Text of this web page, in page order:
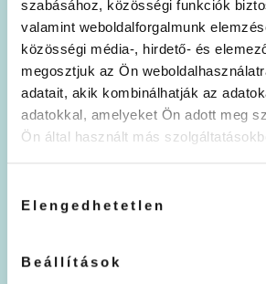
szabásához, közösségi funkciók
valamint weboldalforgalmunk
közösségi média-, hirdető- és
megosztjuk az Ön
adatait, akik kombinálhatják az
adatokkal, amelyeket Ön adott meg
Ön által használt más
kiválasztása
Elengedhetetlen
Beállítások
LEÍRÁS
A különböző tipusú
alkalmazott UV/LED lámpáknál,
folyamat, hogy egy bizonyos,
amit abból veszel észre, hogy a
az esetekben, nem kell új lámpát
ha megrendeled a lámpádhoz